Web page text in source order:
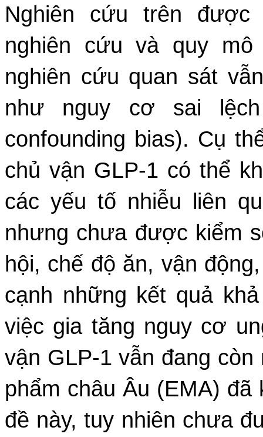
Nghiên cứu trên
nghiên cứu và quy
nghiên cứu quan sát
như nguy cơ sai
confounding bias). Cụ
chủ vận GLP-1 có thể
các yếu tố nhiễu liên
nhưng chưa được kiểm
hội, chế độ ăn, vận
cạnh những kết quả
việc gia tăng nguy cơ
vận GLP-1 vẫn đang
phẩm châu Âu (EMA)
đề này, tuy nhiên chưa